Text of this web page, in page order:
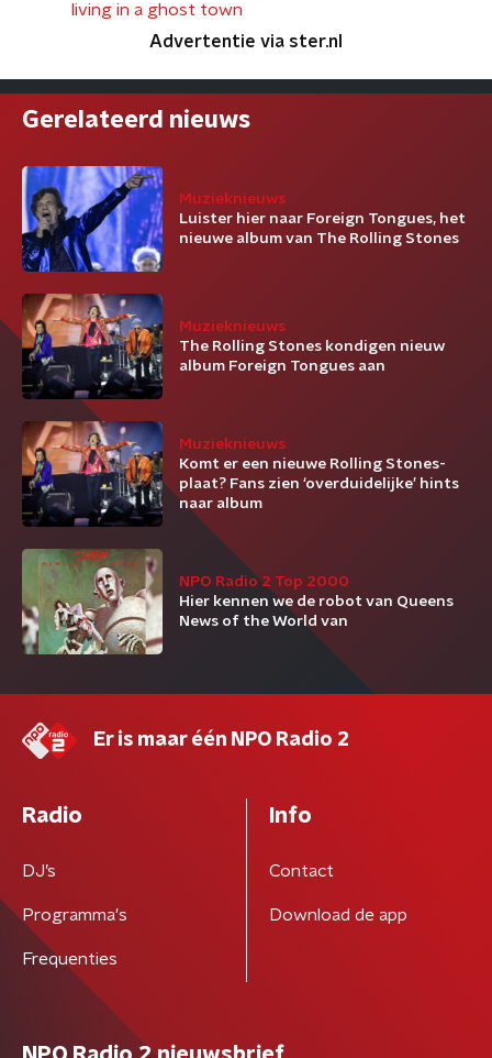
living in a ghost town
Advertentie via ster.nl
Gerelateerd nieuws
Muzieknieuws
Luister hier naar Foreign Tongues, het
nieuwe album van The Rolling Stones
Muzieknieuws
The Rolling Stones kondigen nieuw
album Foreign Tongues aan
Muzieknieuws
Komt er een nieuwe Rolling Stones-
plaat? Fans zien ‘overduidelijke’ hints
naar album
NPO Radio 2 Top 2000
Hier kennen we de robot van Queens
News of the World van
Er is maar één NPO Radio 2
Radio
DJ’s
Programma's
Frequenties
Info
Contact
Download de app